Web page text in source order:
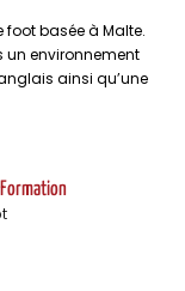
basée à Malte.
un environnement
ainsi qu’une